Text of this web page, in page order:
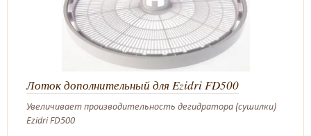
Лоток дополнительный для Ezidri FD500
Увеличивает производительность дегидратора (сушилки)
Ezidri FD500